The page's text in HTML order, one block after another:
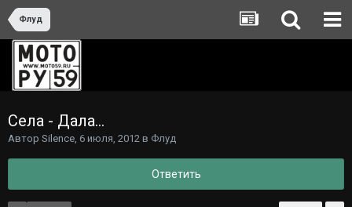
Флуд
Села - Дала...
Автор Silence, 6 июля, 2012 в Флуд
Ответить